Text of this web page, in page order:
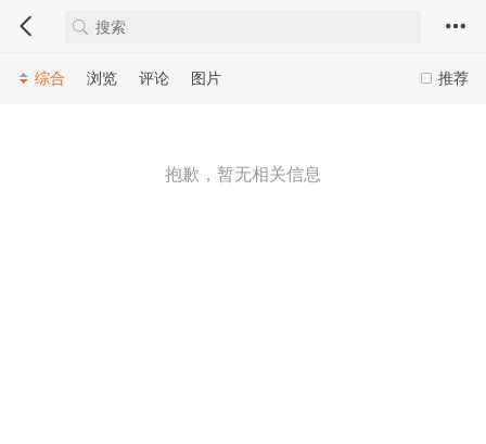
推荐
综合 浏览 评论 图片
抱歉，暂无相关信息